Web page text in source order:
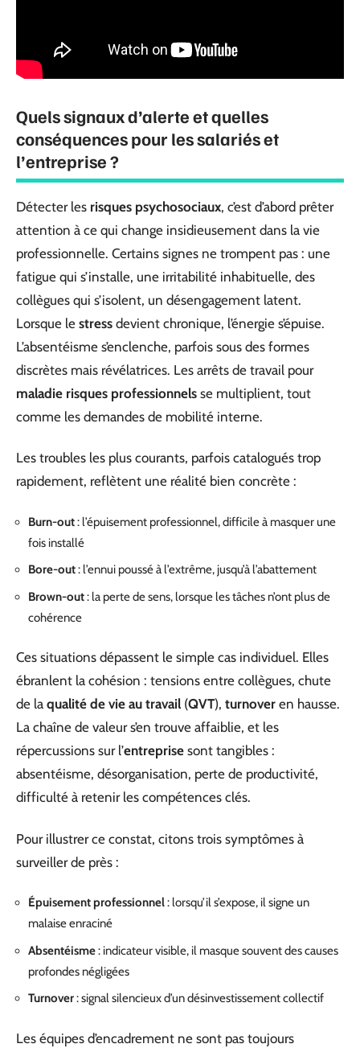
Quels signaux d’alerte et quelles
conséquences pour les salariés et
l’entreprise ?
Détecter les risques psychosociaux, c’est d’abord prêter
attention à ce qui change insidieusement dans la vie
professionnelle. Certains signes ne trompent pas : une
fatigue qui s’installe, une irritabilité inhabituelle, des
collègues qui s’isolent, un désengagement latent.
Lorsque le stress devient chronique, l’énergie s’épuise.
L’absentéisme s’enclenche, parfois sous des formes
discrètes mais révélatrices. Les arrêts de travail pour
maladie risques professionnels se multiplient, tout
comme les demandes de mobilité interne.
Les troubles les plus courants, parfois catalogués trop
rapidement, reflètent une réalité bien concrète :
Burn-out: l’épuisement professionnel, difficile à masquer une
fois installé
Bore-out: l’ennui poussé à l’extrême, jusqu’à l’abattement
Brown-out: la perte de sens, lorsque les tâches n’ont plus de
cohérence
Ces situations dépassent le simple cas individuel. Elles
ébranlent la cohésion : tensions entre collègues, chute
de la qualité de vie au travail (QVT), turnover en hausse.
La chaîne de valeur s’en trouve affaiblie, et les
répercussions sur l’entreprise sont tangibles :
absentéisme, désorganisation, perte de productivité,
difficulté à retenir les compétences clés.
Pour illustrer ce constat, citons trois symptômes à
surveiller de près :
Épuisement professionnel: lorsqu’il s’expose, il signe un
malaise enraciné
Absentéisme: indicateur visible, il masque souvent des causes
profondes négligées
Turnover: signal silencieux d’un désinvestissement collectif
Les équipes d’encadrement ne sont pas toujours